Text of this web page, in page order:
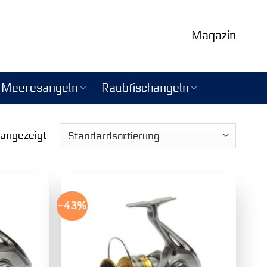
Magazin
Meeresangeln Raubfischangeln
-43%